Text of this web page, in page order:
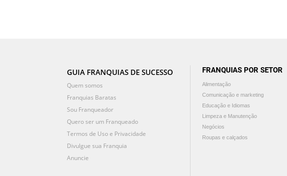
GUIA FRANQUIAS DE SUCESSO
Quem somos
Franquias Baratas
Sou Franqueador
Quero ser um Franqueado
Termos de Uso e Privacidade
Divulgue sua Franquia
Anuncie
FRANQUIAS POR SETOR
Alimentação
Comunicação e marketing
Educação e Idiomas
Limpeza e Manutenção
Negócios
Roupas e calçados